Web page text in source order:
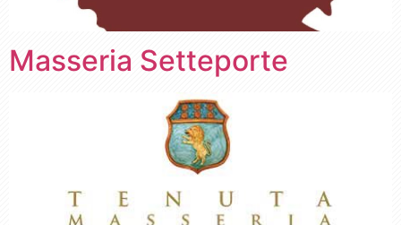
Masseria Setteporte